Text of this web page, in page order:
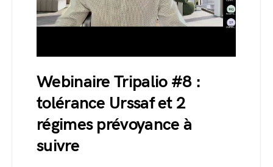
Webinaire Tripalio #8 :
tolérance Urssaf et 2
régimes prévoyance à
suivre